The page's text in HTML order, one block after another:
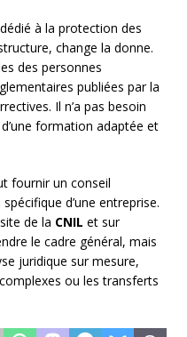
à la protection des
change la donne.
des personnes
publiées par la
Il n’a pas besoin
formation adaptée et
fournir un conseil
d’une entreprise.
de la CNIL et sur
le cadre général, mais
juridique sur mesure,
ou les transferts